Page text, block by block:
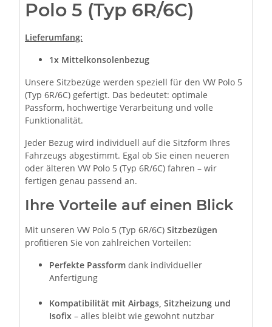
Polo 5 (Typ 6R/6C)
Lieferumfang:
1x Mittelkonsolenbezug
Unsere Sitzbezüge werden speziell für den VW Polo 5
(Typ 6R/6C) gefertigt. Das bedeutet: optimale
Passform, hochwertige Verarbeitung und volle
Funktionalität.
Jeder Bezug wird individuell auf die Sitzform Ihres
Fahrzeugs abgestimmt. Egal ob Sie einen neueren
oder älteren VW Polo 5 (Typ 6R/6C) fahren – wir
fertigen genau passend an.
Ihre Vorteile auf einen Blick
Mit unseren VW Polo 5 (Typ 6R/6C) Sitzbezügen
profitieren Sie von zahlreichen Vorteilen:
Perfekte Passform dank individueller
Anfertigung
Kompatibilität mit Airbags, Sitzheizung und
Isofix – alles bleibt wie gewohnt nutzbar